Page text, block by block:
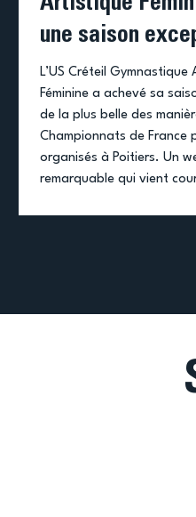
une saison
L’US Créteil Gymnastique
Féminine a achevé sa
de la plus belle des
Championnats de France
organisés à Poitiers. Un week-end
remarquable qui vient
des Championnats de